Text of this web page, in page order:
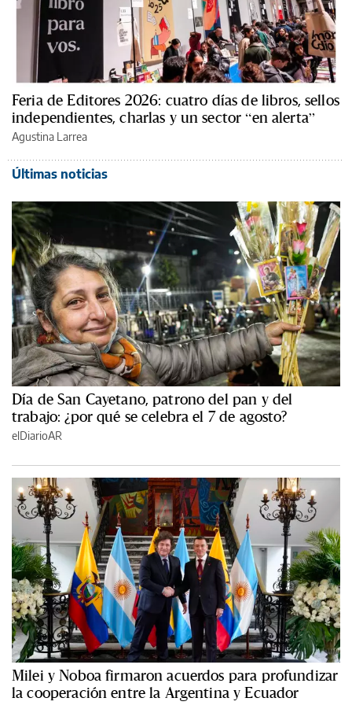
Feria de Editores 2026: cuatro días de libros, sellos
independientes, charlas y un sector “en alerta”
Agustina Larrea
Últimas noticias
Día de San Cayetano, patrono del pan y del
trabajo: ¿por qué se celebra el 7 de agosto?
elDiarioAR
Milei y Noboa firmaron acuerdos para profundizar
la cooperación entre la Argentina y Ecuador